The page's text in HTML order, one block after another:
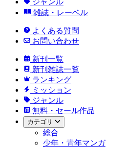
ジャンル
雑誌・レーベル
よくある質問
お問い合わせ
新刊一覧
新刊雑誌一覧
ランキング
ミッション
ジャンル
無料・セール作品
カテゴリ
総合
少年・青年マンガ